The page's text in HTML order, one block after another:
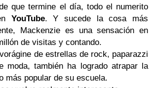
que termine el día, todo el numerito
YouTube. Y sucede la cosa más
Mackenzie es una sensación en
de visitas y contando.
de estrellas de rock, paparazzi
moda, también ha logrado atrapar la
más popular de su escuela.